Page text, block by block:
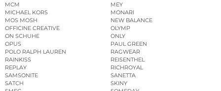
MCM
MEY
MICHAEL KORS
MONARI
MOS MOSH
NEW BALANCE
OFFICINE CREATIVE
OLYMP
ON SCHUHE
ONLY
OPUS
PAUL GREEN
POLO RALPH LAUREN
RAGWEAR
RAINKISS
REISENTHEL
REPLAY
RICHROYAL
SAMSONITE
SANETTA
SATCH
SKINY